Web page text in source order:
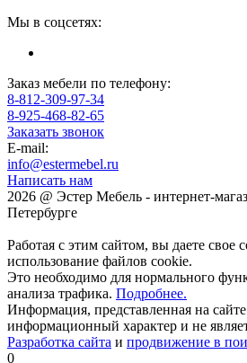
Мы в соцсетях:
Заказ мебели по телефону:
8-812-309-97-34
8-925-468-82-65
Заказать звонок
E-mail:
info@estermebel.ru
Написать нам
2026 @ Эстер Мебель - интернет-
Петербурге
Работая с этим сайтом, вы даете свое
использование файлов cookie.
Это необходимо для нормального
анализа трафика. Подробнее.
Информация, представленная на
информационный характер и не
Разработка сайта и продвижение в
0